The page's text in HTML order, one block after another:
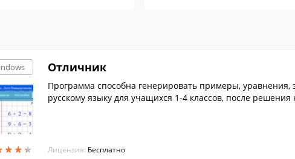
★★★
★★★
Отличник
Программа способна генерировать примеры,
русскому языку для учащихся 1-4 классов, после
Лицензия: Бесплатно